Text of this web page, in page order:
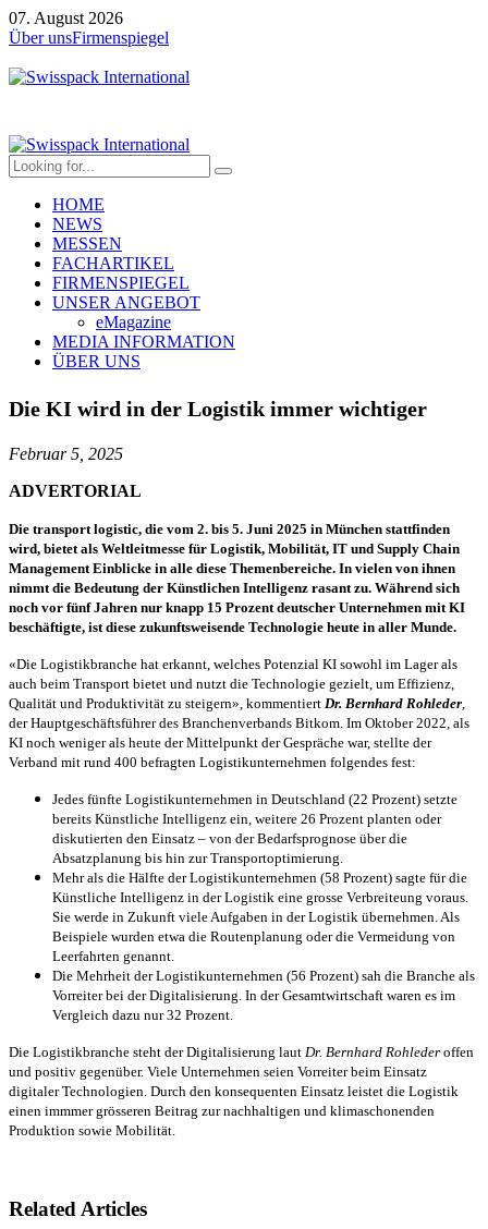
07. August 2026
Über unsFirmenspiegel
HOME
NEWS
MESSEN
FACHARTIKEL
FIRMENSPIEGEL
UNSER ANGEBOT
eMagazine
MEDIA INFORMATION
ÜBER UNS
Die KI wird in der Logistik immer wichtiger
Februar 5, 2025
ADVERTORIAL
Die transport logistic, die vom 2. bis 5. Juni 2025 in München stattfinden
wird, bietet als Weltleitmesse für Logistik, Mobilität, IT und Supply Chain
Management Einblicke in alle diese Themenbereiche. In vielen von ihnen
nimmt die Bedeutung der Künstlichen Intelligenz rasant zu. Während sich
noch vor fünf Jahren nur knapp 15 Prozent deutscher Unternehmen mit KI
beschäftigte, ist diese zukunftsweisende Technologie heute in aller Munde.
«Die Logistikbranche hat erkannt, welches Potenzial KI sowohl im Lager als
auch beim Transport bietet und nutzt die Technologie gezielt, um Effizienz,
Qualität und Produktivität zu steigern», kommentiert Dr. Bernhard Rohleder
der Hauptgeschäftsführer des Branchenverbands Bitkom. Im Oktober 2022, als
KI noch weniger als heute der Mittelpunkt der Gespräche war, stellte der
Verband mit rund 400 befragten Logistikunternehmen folgendes fest:
Jedes fünfte Logistikunternehmen in Deutschland (22 Prozent) setzte
bereits Künstliche Intelligenz ein, weitere 26 Prozent planten oder
diskutierten den Einsatz – von der Bedarfsprognose über die
Absatzplanung bis hin zur Transportoptimierung.
Mehr als die Hälfte der Logistikunternehmen (58 Prozent) sagte für die
Künstliche Intelligenz in der Logistik eine grosse Verbreiteung voraus.
Sie werde in Zukunft viele Aufgaben in der Logistik übernehmen. Als
Beispiele wurden etwa die Routenplanung oder die Vermeidung von
Leerfahrten genannt.
Die Mehrheit der Logistikunternehmen (56 Prozent) sah die Branche als
Vorreiter bei der Digitalisierung. In der Gesamtwirtschaft waren es im
Vergleich dazu nur 32 Prozent.
Die Logistikbranche steht der Digitalisierung laut Dr. Bernhard Rohleder offen
und positiv gegenüber. Viele Unternehmen seien Vorreiter beim Einsatz
digitaler Technologien. Durch den konsequenten Einsatz leistet die Logistik
einen immmer grösseren Beitrag zur nachhaltigen und klimaschonenden
Produktion sowie Mobilität.
Related Articles